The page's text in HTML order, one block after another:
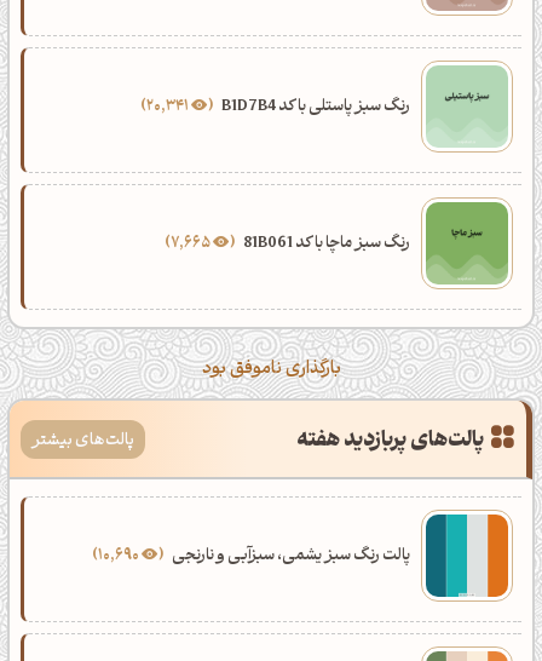
رنگ سبز پاستلی با کد B1D7B4
رنگ سبز ماچا با کد 81B061 7,665
بارگذاری ناموفق بود
پالت‌های پربازدید هفته پالت‌های بیشتر
پالت رنگ سبز یشمی، سبزآبی و نارنجی